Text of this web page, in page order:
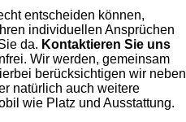
entscheiden können,
individuellen Ansprüchen
da. Kontaktieren Sie uns
Wir werden, gemeinsam
berücksichtigen wir neben
natürlich auch weitere
wie Platz und Ausstattung.